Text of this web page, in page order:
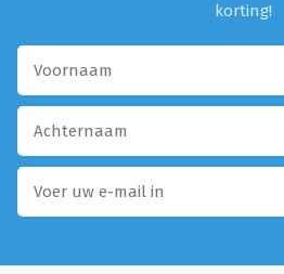
korting!